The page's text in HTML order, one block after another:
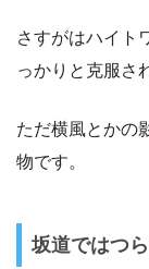
さすがはハイト
っかりと克服さ
ただ横風とかの
物です。
坂道ではつ